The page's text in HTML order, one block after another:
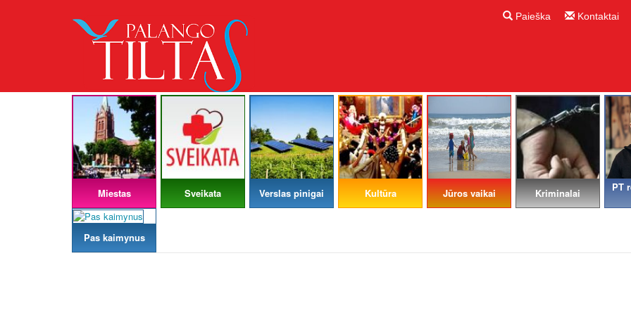
Paieška Kontaktai
Miestas Sveikata Verslas pinigai Kultūra Jūros vaikai Kriminalai PT
Pas kaimynus